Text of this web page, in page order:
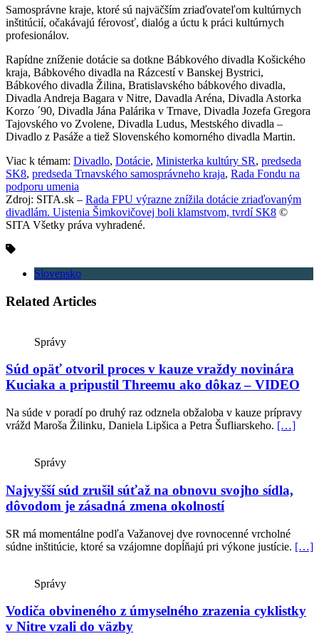
Samosprávne kraje, ktoré sú najväčším zriaďovateľom kultúrnych
inštitúcií, očakávajú férovosť, dialóg a úctu k práci kultúrnych
profesionálov.
Rapídne zníženie dotácie sa dotkne Bábkového divadla Košického
kraja, Bábkového divadla na Rázcestí v Banskej Bystrici,
Bábkového divadla Žilina, Bratislavského bábkového divadla,
Divadla Andreja Bagara v Nitre, Davadla Aréna, Divadla Astorka
Korzo ´90, Divadla Jána Palárika v Trnave, Divadla Jozefa Gregora
Tajovského vo Zvolene, Divadla Ludus, Mestského divadla –
Divadlo z Pasáže a tiež Slovenského komorného divadla Martin.
Viac k témam: Divadlo, Dotácie, Ministerka kultúry SR, predseda
SK8, predseda Trnavského samosprávneho kraja, Rada Fondu na
podporu umenia
Zdroj: SITA.sk – Rada FPU výrazne znížila dotácie zriaďovaným
divadlám. Uistenia Šimkovičovej boli klamstvom, tvrdí SK8 ©
SITA Všetky práva vyhradené.
Slovensko
Related Articles
Správy
Súd opäť otvoril proces v kauze vraždy novinára
Kuciaka a pripustil Threemu ako dôkaz – VIDEO
Na súde v poradí po druhý raz odznela obžaloba v kauze prípravy
vrážd Maroša Žilinku, Daniela Lipšica a Petra Šufliarskeho. […]
Správy
Najvyšší súd zrušil súťaž na obnovu svojho sídla,
dôvodom je zásadná zmena okolností
SR má momentálne podľa Važanovej dve rovnocenné vrcholné
súdne inštitúcie, ktoré sa vzájomne dopĺňajú pri výkone justície. […]
Správy
Vodiča obvineného z úmyselného zrazenia cyklistky
v Nitre vzali do väzby